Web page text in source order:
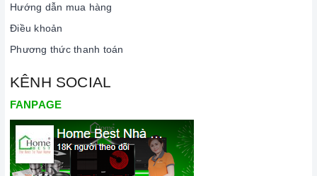
Hướng dẫn mua hàng
Điều khoản
Phương thức thanh toán
KÊNH SOCIAL
FANPAGE